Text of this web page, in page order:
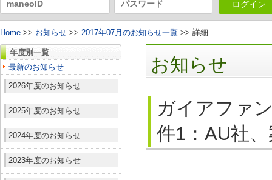
ログイン
Home >> お知らせ >> 2017年07月のお知らせ一覧 >> 詳細
年度別一覧
最新のお知らせ
2026年度のお知らせ
2025年度のお知らせ
2024年度のお知らせ
2023年度のお知らせ
お知らせ
ガイアファ
件1：AU社